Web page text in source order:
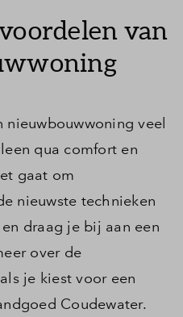
van
veel
qua comfort en
gaat om
nieuwste technieken
draag je bij aan een
over de
je kiest voor een
Coudewater.